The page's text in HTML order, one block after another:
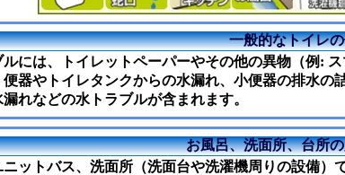
一般的なトイレ
ルには、トイレットペーパーやその他の異物（例:
器やトイレタンクからの水漏れ、小便器の排水
れなどの水トラブルが含まれます。
お風呂、洗面所、台所
ットバス、洗面所（洗面台や洗濯機周りの設備